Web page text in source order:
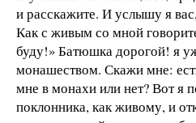
и расскажите. И услышу я
Как с живым со мной
буду!» Батюшка дорогой! я
монашеством. Скажи мне:
мне в монахи или нет? Вот я
поклонника, как живому, и